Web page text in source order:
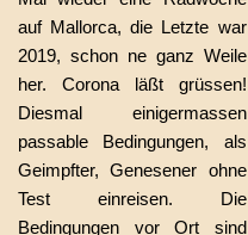
auf Mallorca, die Letzte war
2019, schon ne ganz Weile
her. Corona läßt grüssen!
Diesmal einigermassen
passable Bedingungen, als
Geimpfter, Genesener ohne
Test einreisen. Die
Bedingungen vor Ort sind